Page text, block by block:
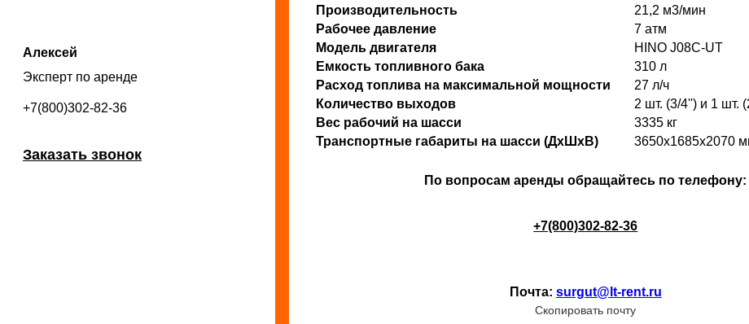
Производительность
21,2 м3/мин
Рабочее давление
7 атм
Модель двигателя
HINO J08C-UT
Емкость топливного бака
310 л
Расход топлива на максимальной мощности
27 л/ч
Количество выходов
2 шт. (3/4'') и 1 шт.
Вес рабочий на шасси
3335 кг
Транспортные габариты на шасси (ДхШхВ)
3650х1685х2070
По вопросам аренды обращайтесь по телефону:
+7(800)302-82-36
Почта: surgut@lt-rent.ru
Скопировать почту
Алексей
Эксперт по аренде
+7(800)302-82-36
Заказать звонок